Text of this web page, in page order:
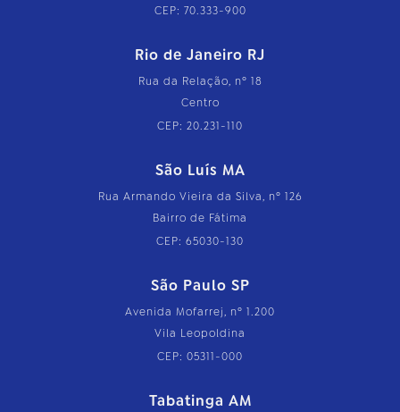
CEP: 70.333-900
Rio de Janeiro RJ
Rua da Relação, nº 18
Centro
CEP: 20.231-110
São Luís MA
Rua Armando Vieira da Silva, nº 126
Bairro de Fátima
CEP: 65030-130
São Paulo SP
Avenida Mofarrej, nº 1.200
Vila Leopoldina
CEP: 05311-000
Tabatinga AM